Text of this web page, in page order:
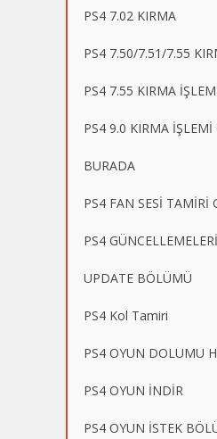
PS4 7.02 KIRMA
PS4 7.50/7.51/7.55
PS4 7.55 KIRMA
PS4 9.0 KIRMA
BURADA
PS4 FAN SESİ TAMİRİ
PS4
UPDATE BÖLÜMÜ
PS4 Kol Tamiri
PS4 OYUN DOLUMU
PS4 OYUN İNDİR
PS4 OYUN İSTEK